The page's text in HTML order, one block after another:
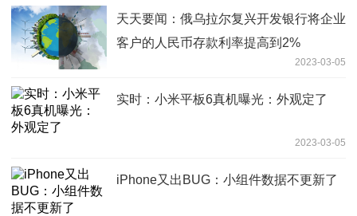
天天要闻：俄乌拉尔复兴开发银行将企业
客户的人民币存款利率提高到2%
2023-03-05
实时：小米平板6真机曝光：外观定了
2023-03-05
iPhone又出BUG：小组件数据不更新了